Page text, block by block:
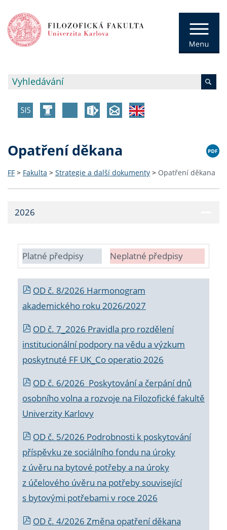
Opatření děkana
FF > Fakulta > Strategie a další dokumenty > Opatření děkana
2026
Platné předpisy Neplatné předpisy
OD č. 8/2026 Harmonogram
akademického roku 2026/2027
OD č. 7_2026 Pravidla pro rozdělení
institucionální podpory na vědu a výzkum
poskytnuté FF UK_Co operatio 2026
OD č. 6/2026 Poskytování a čerpání dnů
osobního volna a rozvoje na Filozofické fakultě
Univerzity Karlovy
OD č. 5/2026 Podrobnosti k poskytování
příspěvku ze sociálního fondu na úroky
z úvěru na bytové potřeby a na úroky
z účelového úvěru na potřeby související
s bytovými potřebami v roce 2026
OD č. 4/2026 Změna opatření děkana